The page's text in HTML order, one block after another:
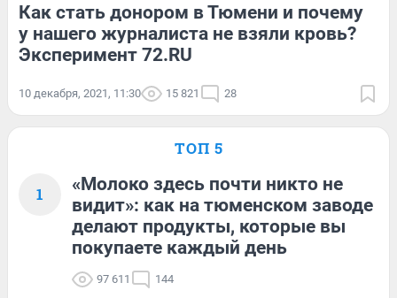
Как стать донором в Тюмени и почему
у нашего журналиста не взяли кровь?
Эксперимент 72.RU
10 декабря, 2021, 11:30 15 821 28
ТОП 5
1
«Молоко здесь почти никто не
видит»: как на тюменском заводе
делают продукты, которые вы
покупаете каждый день
97 611 144